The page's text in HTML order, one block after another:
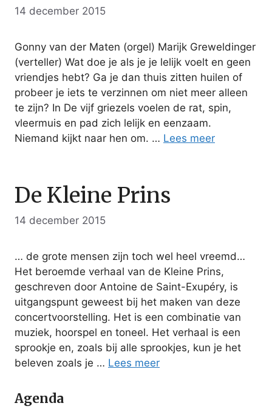
14 december 2015
Gonny van der Maten (orgel) Marijk Greweldinger
(verteller) Wat doe je als je je lelijk voelt en geen
vriendjes hebt? Ga je dan thuis zitten huilen of
probeer je iets te verzinnen om niet meer alleen
te zijn? In De vijf griezels voelen de rat, spin,
vleermuis en pad zich lelijk en eenzaam.
Niemand kijkt naar hen om. … Lees meer
De Kleine Prins
14 december 2015
… de grote mensen zijn toch wel heel vreemd…
Het beroemde verhaal van de Kleine Prins,
geschreven door Antoine de Saint-Exupéry, is
uitgangspunt geweest bij het maken van deze
concertvoorstelling. Het is een combinatie van
muziek, hoorspel en toneel. Het verhaal is een
sprookje en, zoals bij alle sprookjes, kun je het
beleven zoals je … Lees meer
Agenda